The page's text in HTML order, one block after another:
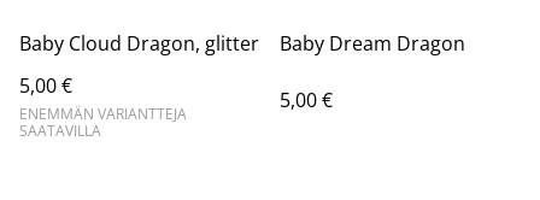
Baby Cloud Dragon, glitter
5,00 €
ENEMMÄN VARIANTTEJA
SAATAVILLA
Baby Dream Dragon
5,00 €